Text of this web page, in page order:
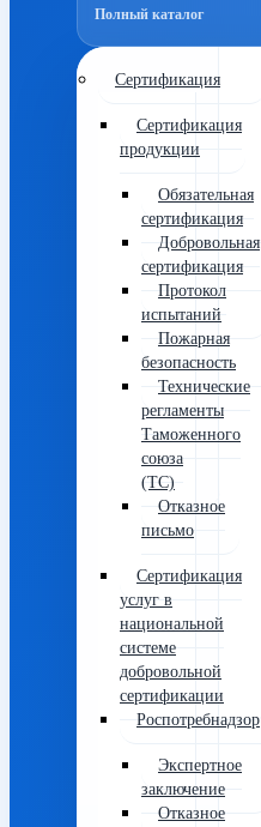
Полный каталог
Сертификация
Сертификация
продукции
Обязательная
сертификация
Добровольная
сертификация
Протокол
испытаний
Пожарная
безопасность
Технические
регламенты
Таможенного
союза
(ТС)
Отказное
письмо
Сертификация
услуг в
национальной
системе
добровольной
сертификации
Роспотребнадзор
Экспертное
заключение
Отказное